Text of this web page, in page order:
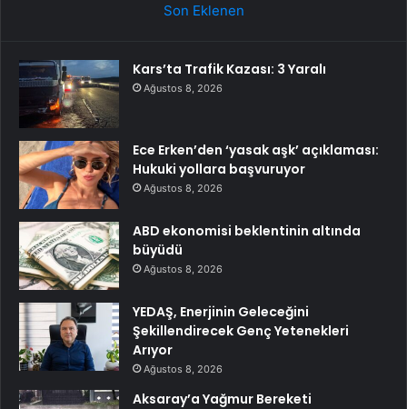
Son Eklenen
Kars’ta Trafik Kazası: 3 Yaralı
Ağustos 8, 2026
Ece Erken’den ‘yasak aşk’ açıklaması:
Hukuki yollara başvuruyor
Ağustos 8, 2026
ABD ekonomisi beklentinin altında
büyüdü
Ağustos 8, 2026
YEDAŞ, Enerjinin Geleceğini
Şekillendirecek Genç Yetenekleri
Arıyor
Ağustos 8, 2026
Aksaray’a Yağmur Bereketi